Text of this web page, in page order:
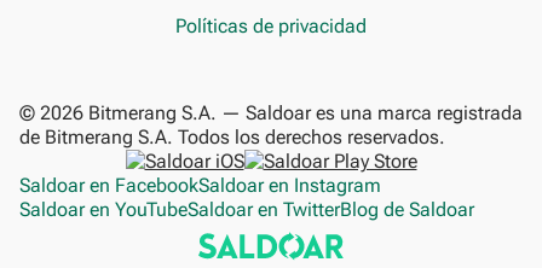
Políticas de privacidad
Saldoar en FacebookSaldoar en Instagram
Saldoar en YouTubeSaldoar en TwitterBlog de Saldoar
© 2026 Bitmerang S.A. — Saldoar es una marca registrada
de Bitmerang S.A. Todos los derechos reservados.